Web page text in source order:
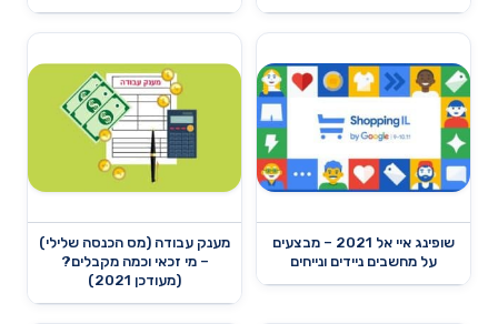
שופינג איי אל 2021 – מבצעים
על מחשבים ניידים ונייחים
מענק עבודה (מס הכנסה שלילי)
– מי זכאי וכמה מקבלים?
(מעודכן 2021)